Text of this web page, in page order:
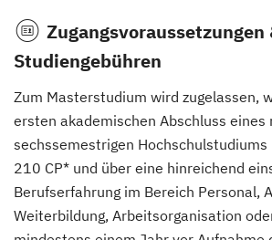
Zugangsvoraussetzungen
Studiengebühren
Zum Masterstudium wird zugelassen,
ersten akademischen Abschluss eines
sechssemestrigen Hochschulstudiums
210 CP* und über eine hinreichend
Berufserfahrung im Bereich Personal,
Weiterbildung, Arbeitsorganisation